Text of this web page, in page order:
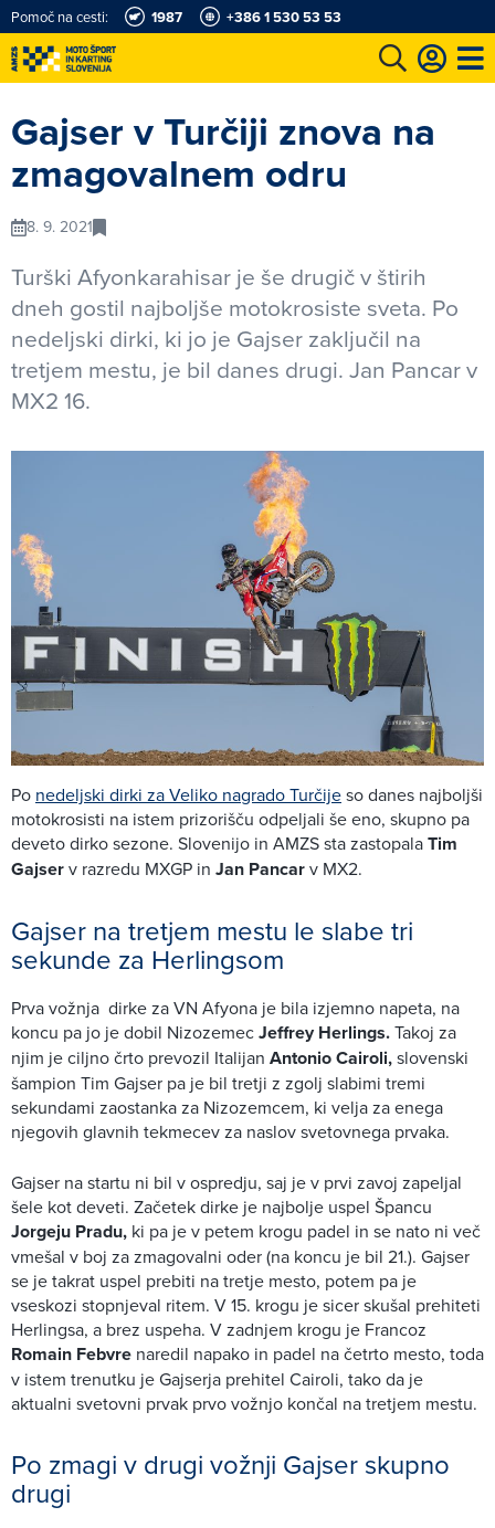
Pomoč na cesti: 1987 +386 1 530 53 53
Gajser v Turčiji znova na
zmagovalnem odru
8. 9. 2021
Turški Afyonkarahisar je še drugič v štirih
dneh gostil najboljše motokrosiste sveta. Po
nedeljski dirki, ki jo je Gajser zaključil na
tretjem mestu, je bil danes drugi. Jan Pancar v
MX2 16.
Po nedeljski dirki za Veliko nagrado Turčijeso danes najboljši
motokrosisti na istem prizorišču odpeljali še eno, skupno pa
deveto dirko sezone. Slovenijo in AMZS sta zastopalaTim
Gajserv razredu MXGP in Jan Pancarv MX2.
Gajser na tretjem mestu le slabe tri
sekunde za Herlingsom
Prva vožnja dirke za VN Afyona je bila izjemno napeta, na
koncu pa jo je dobil NizozemecJeffrey Herlings.Takoj za
njim je ciljno črto prevozil Italijan Antonio Cairoli,slovenski
šampion Tim Gajser pa je bil tretji z zgolj slabimi tremi
sekundami zaostanka za Nizozemcem, ki velja za enega
njegovih glavnih tekmecev za naslov svetovnega prvaka.
Gajser na startu ni bil v ospredju, saj je v prvi zavoj zapeljal
šele kot deveti. Začetek dirke je najbolje uspel Špancu
Jorgeju Pradu, ki pa je v petem krogu padel in se nato ni več
vmešal v boj za zmagovalni oder (na koncu je bil 21.). Gajser
se je takrat uspel prebiti na tretje mesto, potem pa je
vseskozi stopnjeval ritem. V 15. krogu je sicer skušal prehiteti
Herlingsa, a brez uspeha. V zadnjem krogu je Francoz
Romain Febvre naredil napako in padel na četrto mesto, toda
v istem trenutku je Gajserja prehitel Cairoli, tako da je
aktualni svetovni prvak prvo vožnjo končal na tretjem mestu.
Po zmagi v drugi vožnji Gajser skupno
drugi